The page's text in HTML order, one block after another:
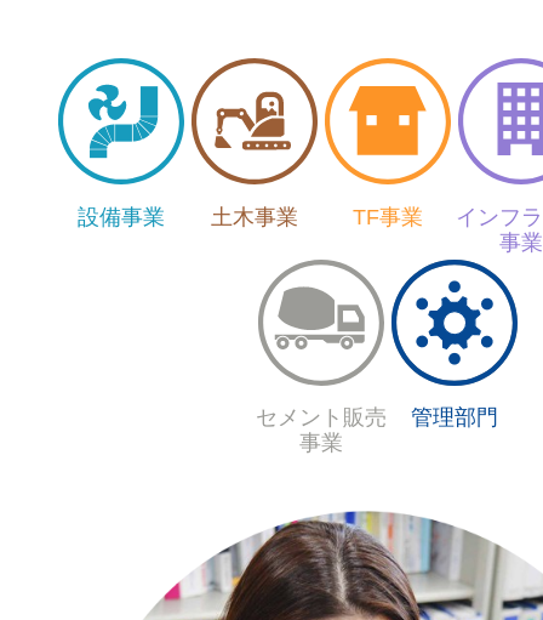
設備事業 土木事業 TF事業
インフ
事業
セメント販売
事業
管理部門